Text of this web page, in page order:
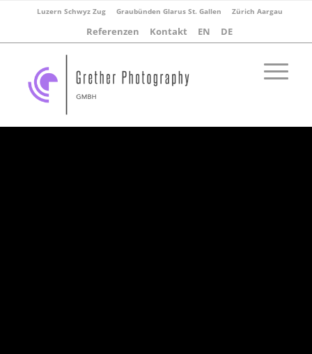
Luzern Schwyz Zug Graubünden Glarus St. Gallen Zürich Aargau
Referenzen Kontakt EN DE